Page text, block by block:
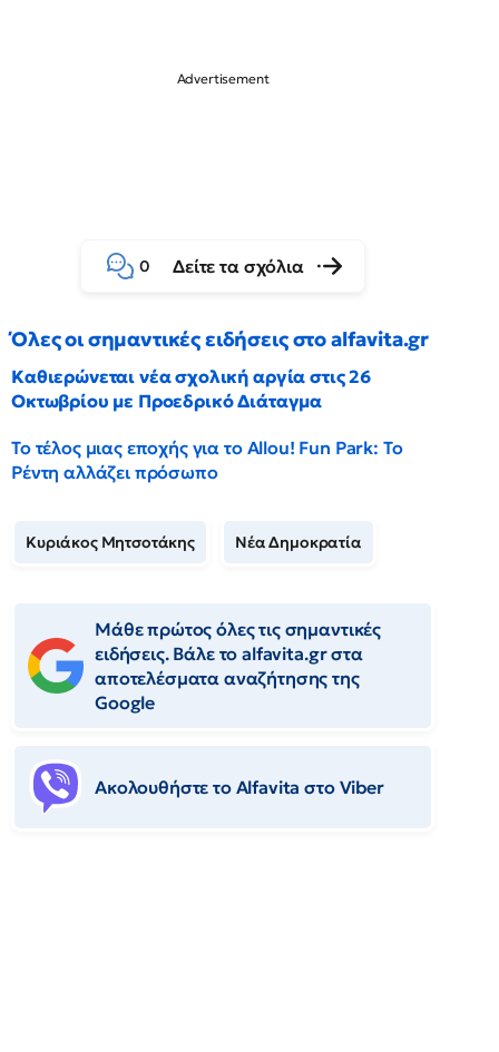
0 Δείτε τα σχόλια
Όλες οι σημαντικές ειδήσεις στο alfavita.gr
Καθιερώνεται νέα σχολική αργία στις 26
Οκτωβρίου με Προεδρικό Διάταγμα
Το τέλος μιας εποχής για το Allou! Fun Park: Το
Ρέντη αλλάζει πρόσωπο
Κυριάκος Μητσοτάκης Νέα Δημοκρατία
Μάθε πρώτος όλες τις σημαντικές
ειδήσεις. Βάλε το alfavita.gr στα
αποτελέσματα αναζήτησης της
Google
Ακολουθήστε το Αlfavita στο Viber